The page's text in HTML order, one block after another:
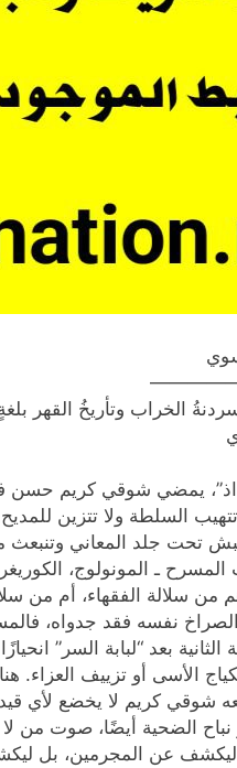
سردنةُ الخراب وتأريخُ القهر
يمضي شوقي كريم
لا تتهيب السلطة ولا
تحت جلد المعاني وتنبعث
ـ المونولوج،
من سلالة الفقهاء، أم من
نفسه فقد جدواه،
بعد “لبابة السر”
الأسى أو تزييف العزاء.
شوقي كريم لا يخضع لأي
نباح الضحية أيضًا، صوت من
عن المجرمين، بل